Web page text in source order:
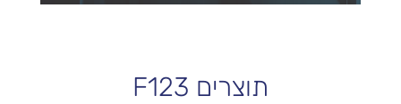
תוצרים F123